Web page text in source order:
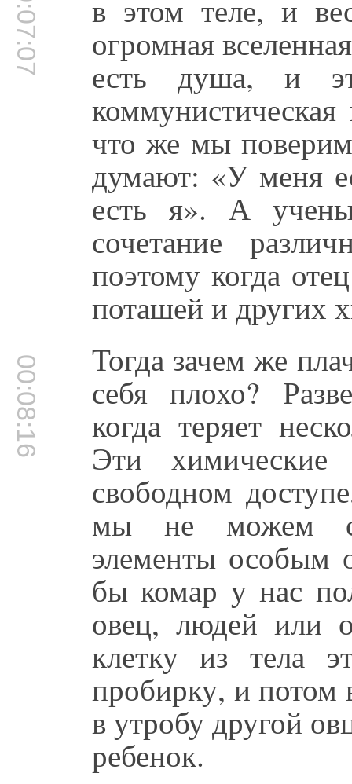
00:07:07 в этом теле, и
огромная
есть душа, и
что же мы
думают: «У меня
есть я». А
сочетание
поэтому когда
поташей и других
00:08:16 Тогда зачем же
себя плохо?
когда теряет
Эти
свободном
мы не можем
элементы особым
бы комар у нас
овец, людей или
клетку из тела
пробирку, и потом
в утробу другой
ребенок.